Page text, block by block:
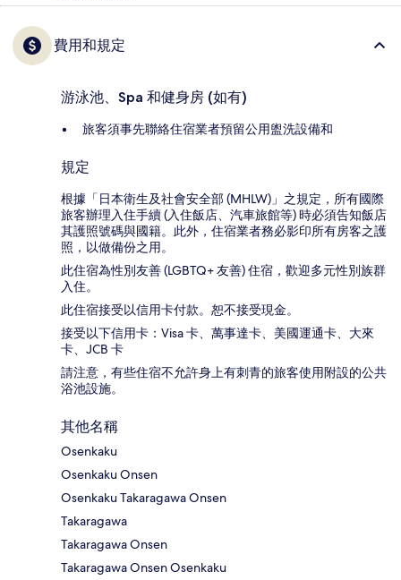
費用和規定
游泳池、Spa 和健身房 (如有)
旅客須事先聯絡住宿業者預留公用盥洗設備和
規定
根據「日本衛生及社會安全部 (MHLW)」之規定，所有國際
旅客辦理入住手續 (入住飯店、汽車旅館等) 時必須告知飯店
其護照號碼與國籍。此外，住宿業者務必影印所有房客之護
照，以做備份之用。
此住宿為性別友善 (LGBTQ+ 友善) 住宿，歡迎多元性別族群
入住。
此住宿接受以信用卡付款。恕不接受現金。
接受以下信用卡：Visa 卡、萬事達卡、美國運通卡、大來
卡、JCB 卡
請注意，有些住宿不允許身上有刺青的旅客使用附設的公共
浴池設施。
其他名稱
Osenkaku
Osenkaku Onsen
Osenkaku Takaragawa Onsen
Takaragawa
Takaragawa Onsen
Takaragawa Onsen Osenkaku